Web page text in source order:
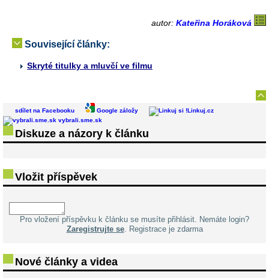
autor: Kateřina Horáková
Související články:
Skryté titulky a mluvčí ve filmu
sdílet na Facebooku Google záložy
Linkuj.cz
vybrali.sme.sk
Diskuze a názory k článku
Vložit příspěvek
Pro vložení příspěvku k článku se musíte přihlásit. Nemáte login?
Zaregistrujte se. Registrace je zdarma
Nové články a videa